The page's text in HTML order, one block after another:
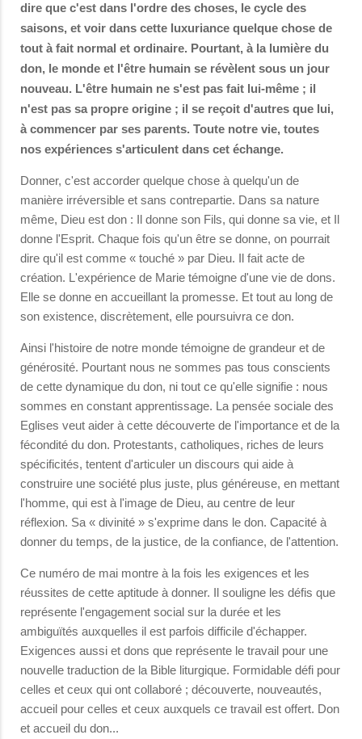
dire que c'est dans l'ordre des choses, le cycle des
saisons, et voir dans cette luxuriance quelque chose de
tout à fait normal et ordinaire. Pourtant, à la lumière du
don, le monde et l'être humain se révèlent sous un jour
nouveau. L'être humain ne s'est pas fait lui-même ; il
n'est pas sa propre origine ; il se reçoit d'autres que lui,
à commencer par ses parents. Toute notre vie, toutes
nos expériences s'articulent dans cet échange.
Donner, c'est accorder quelque chose à quelqu'un de
manière irréversible et sans contrepartie. Dans sa nature
même, Dieu est don : Il donne son Fils, qui donne sa vie, et Il
donne l'Esprit. Chaque fois qu'un être se donne, on pourrait
dire qu'il est comme « touché » par Dieu. Il fait acte de
création. L'expérience de Marie témoigne d'une vie de dons.
Elle se donne en accueillant la promesse. Et tout au long de
son existence, discrètement, elle poursuivra ce don.
Ainsi l'histoire de notre monde témoigne de grandeur et de
générosité. Pourtant nous ne sommes pas tous conscients
de cette dynamique du don, ni tout ce qu'elle signifie : nous
sommes en constant apprentissage. La pensée sociale des
Eglises veut aider à cette découverte de l'importance et de la
fécondité du don. Protestants, catholiques, riches de leurs
spécificités, tentent d'articuler un discours qui aide à
construire une société plus juste, plus généreuse, en mettant
l'homme, qui est à l'image de Dieu, au centre de leur
réflexion. Sa « divinité » s'exprime dans le don. Capacité à
donner du temps, de la justice, de la confiance, de l'attention.
Ce numéro de mai montre à la fois les exigences et les
réussites de cette aptitude à donner. Il souligne les défis que
représente l'engagement social sur la durée et les
ambiguïtés auxquelles il est parfois difficile d'échapper.
Exigences aussi et dons que représente le travail pour une
nouvelle traduction de la Bible liturgique. Formi­dable défi pour
celles et ceux qui ont collaboré ; découverte, nouveautés,
accueil pour celles et ceux auxquels ce travail est offert. Don
et accueil du don...